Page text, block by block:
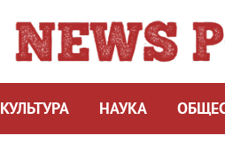
КУЛЬТУРА НАУКА